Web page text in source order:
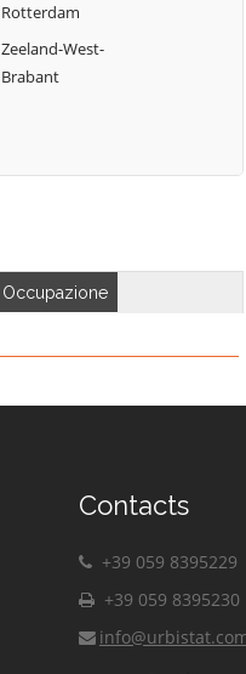
Rotterdam
Zeeland-West-
Brabant
Occupazione
Contacts
+39 059 8395229
+39 059 8395230